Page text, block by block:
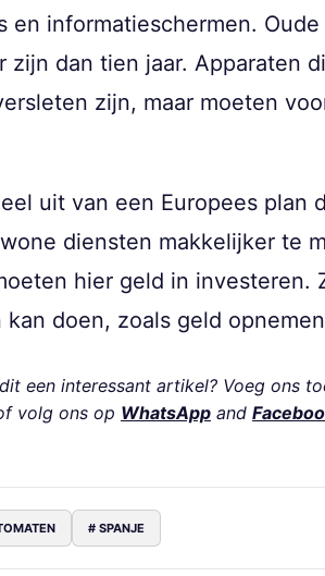
en informatieschermen.
dan tien jaar. Apparaten
zijn, maar moeten
uit van een Europees plan
diensten makkelijker te
hier geld in investeren.
doen, zoals geld
een interessant artikel? Voeg ons
volg ons op WhatsApp and
# SPANJE